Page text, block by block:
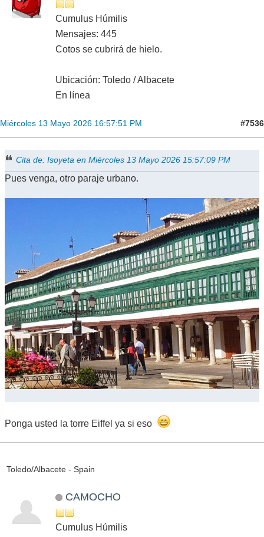
Cumulus Húmilis
Mensajes: 445
Cotos se cubrirá de hielo.
Ubicación: Toledo / Albacete
En línea
Miércoles 13 Mayo 2026 16:57:51 PM #7536
Cita de: Isoyeta en Miércoles 13 Mayo 2026 15:57:09 PM
Pues venga, otro paraje urbano.
Ponga usted la torre Eiffel ya si eso
Toledo/Albacete - Spain
CAMOCHO
Cumulus Húmilis